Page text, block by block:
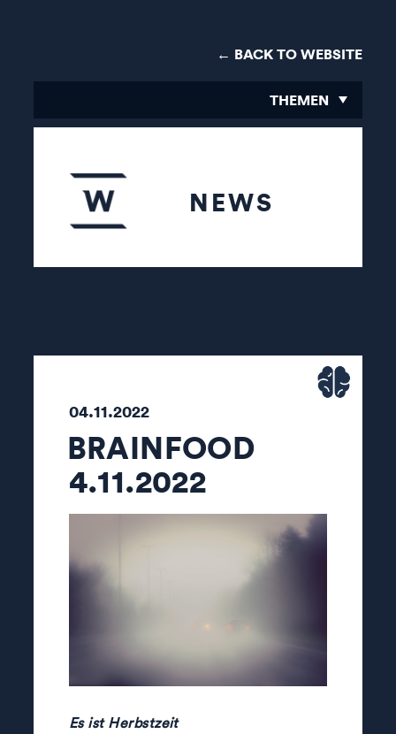
← BACK TO WEBSITE
THEMEN
NEWS
04.11.2022
BRAINFOOD
4.11.2022
Es ist Herbstzeit